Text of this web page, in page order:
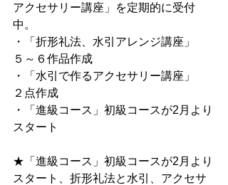
アクセサリー講座」を定期的に受付
中。
・「折形礼法、水引アレンジ講座」
５～６作品作成
・「水引で作るアクセサリー講座」
２点作成
・「進級コース」初級コースが2月より
スタート
★「進級コース」初級コースが2月より
スタート、折形礼法と水引、アクセサ